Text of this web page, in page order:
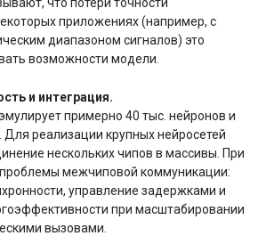
приложениях (например, с
диапазоном сигналов) это
возможности модели.
и интеграция.
примерно 40 тыс. нейронов и
Для реализации крупных нейросетей
нескольких чипов в массивы. При
межчиповой коммуникации:
управление задержками и
при масштабировании
вызовами.